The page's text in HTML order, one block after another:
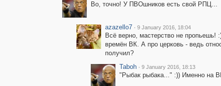
Во, точно! У ПВОшников есть свой РПЦ...
azazello7 · 9 January 2016, 18:04
Всё верно, мастерство не
времён ВК. А про церковь - ведь
получил?
Taboh · 9 January 2016, 18:13
"Рыбак рыбака..." :)) Именно на